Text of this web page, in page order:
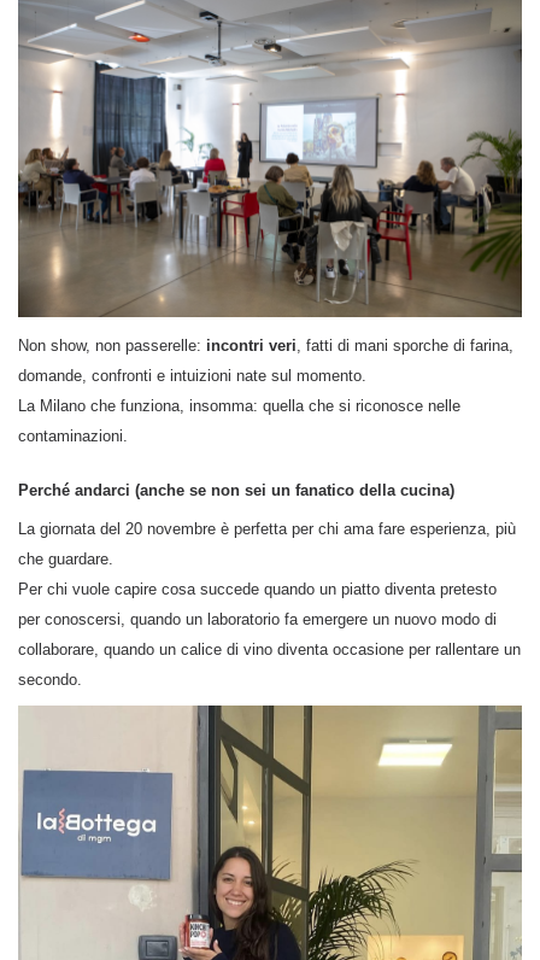
Non show, non passerelle: incontri veri , fatti di mani sporche di farina,
domande, confronti e intuizioni nate sul momento.
La Milano che funziona, insomma: quella che si riconosce nelle
contaminazioni.
Perché andarci (anche se non sei un fanatico della cucina)
La giornata del 20 novembre è perfetta per chi ama fare esperienza, più
che guardare.
Per chi vuole capire cosa succede quando un piatto diventa pretesto
per conoscersi, quando un laboratorio fa emergere un nuovo modo di
collaborare, quando un calice di vino diventa occasione per rallentare un
secondo.